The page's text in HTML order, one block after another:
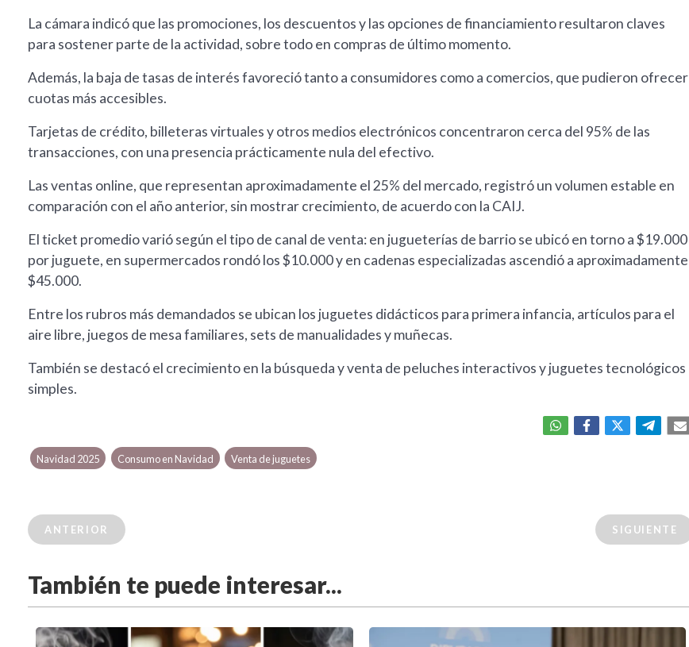
La cámara indicó que las promociones, los descuentos y las opciones de financiamiento resultaron claves
para sostener parte de la actividad, sobre todo en compras de último momento.
Además, la baja de tasas de interés favoreció tanto a consumidores como a comercios, que pudieron ofrecer
cuotas más accesibles.
Tarjetas de crédito, billeteras virtuales y otros medios electrónicos concentraron cerca del 95% de las
transacciones, con una presencia prácticamente nula del efectivo.
Las ventas online, que representan aproximadamente el 25% del mercado, registró un volumen estable en
comparación con el año anterior, sin mostrar crecimiento, de acuerdo con la CAIJ.
El ticket promedio varió según el tipo de canal de venta: en jugueterías de barrio se ubicó en torno a $19.000
por juguete, en supermercados rondó los $10.000 y en cadenas especializadas ascendió a aproximadamente
$45.000.
Entre los rubros más demandados se ubican los juguetes didácticos para primera infancia, artículos para el
aire libre, juegos de mesa familiares, sets de manualidades y muñecas.
También se destacó el crecimiento en la búsqueda y venta de peluches interactivos y juguetes tecnológicos
simples.
Navidad 2025 Consumo en Navidad Venta de juguetes
ANTERIOR SIGUIENTE
También te puede interesar...